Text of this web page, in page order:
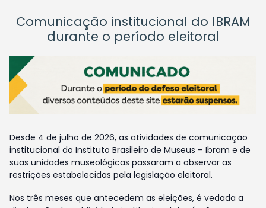
Comunicação institucional do IBRAM
durante o período eleitoral
Desde 4 de julho de 2026, as atividades de comunicação
institucional do Instituto Brasileiro de Museus – Ibram e de
suas unidades museológicas passaram a observar as
restrições estabelecidas pela legislação eleitoral.
Nos três meses que antecedem as eleições, é vedada a